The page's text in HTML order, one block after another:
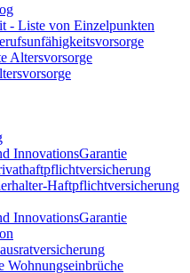
- Liste von Einzelpunkten
Altersvorsorge
InnovationsGarantie
Haftpflichtversicherung
InnovationsGarantie
Wohnungseinbrüche